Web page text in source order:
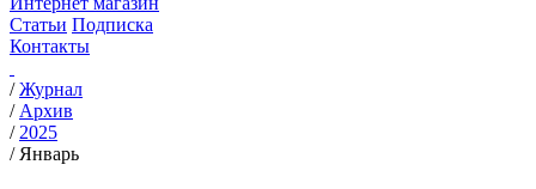
Статьи Подписка
Контакты
/Журнал
/ Архив
/ 2025
/ Январь